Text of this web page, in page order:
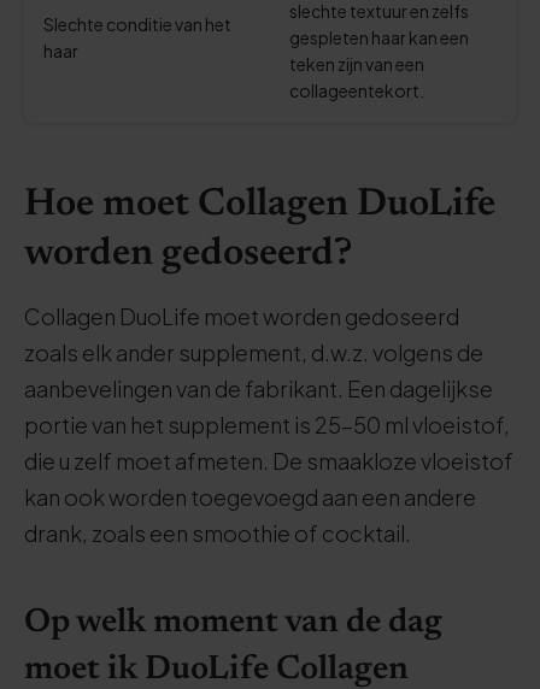
Slechte conditie van het
haar
slechte textuur en zelfs
gespleten haar kan een
teken zijn van een
collageentekort.
Hoe moet Collagen DuoLife
worden gedoseerd?
Collagen DuoLife moet worden gedoseerd
zoals elk ander supplement, d.w.z. volgens de
aanbevelingen van de fabrikant. Een dagelijkse
portie van het supplement is 25-50 ml vloeistof,
die u zelf moet afmeten. De smaakloze vloeistof
kan ook worden toegevoegd aan een andere
drank, zoals een smoothie of cocktail.
Op welk moment van de dag
moet ik DuoLife Collagen